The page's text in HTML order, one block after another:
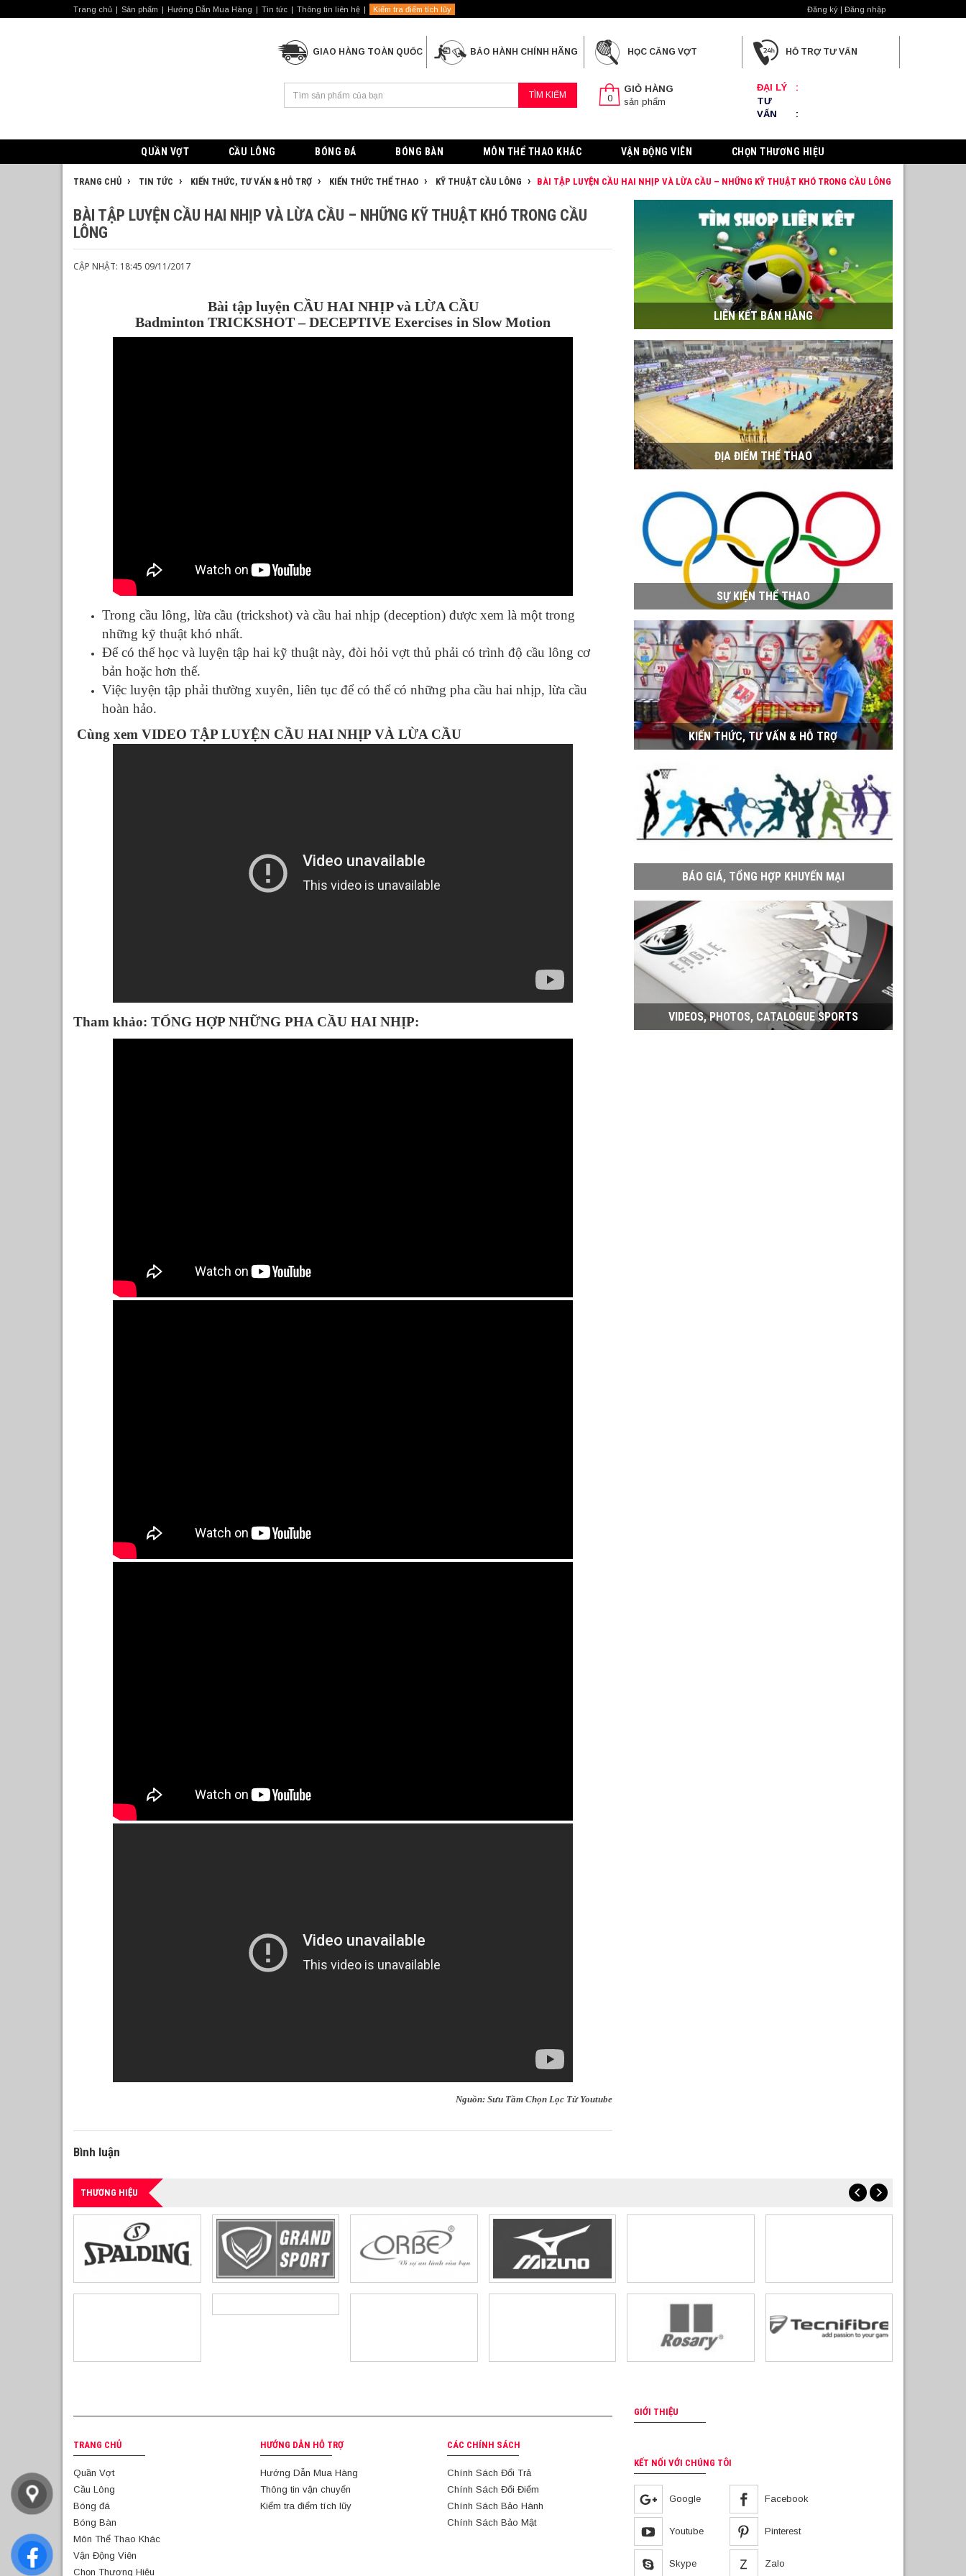
Trang chủ Sản phẩm Hướng Dẫn Mua Hàng Tin tức Thông tin liên hệ Kiểm tra điểm tích lũy Đăng ký | Đăng nhập
GIAO HÀNG TOÀN QUỐC BẢO HÀNH CHÍNH HÃNG HỌC CĂNG VỢT HỖ TRỢ TƯ VẤN
TÌM KIẾM 0
GIỎ HÀNG
sản phẩm
ĐẠI LÝ
:
TƯ
VẤN
:
QUẦN VỢT CẦU LÔNG BÓNG ĐÁ BÓNG BÀN MÔN THỂ THAO KHÁC VẬN ĐỘNG VIÊN CHỌN THƯƠNG HIỆU
TRANG CHỦ TIN TỨC KIẾN THỨC, TƯ VẤN & HỖ TRỢ KIẾN THỨC THỂ THAO KỸ THUẬT CẦU LÔNG BÀI TẬP LUYỆN CẦU HAI NHỊP VÀ LỪA CẦU – NHỮNG KỸ THUẬT KHÓ TRONG CẦU LÔNG
BÀI TẬP LUYỆN CẦU HAI NHỊP VÀ LỪA CẦU – NHỮNG KỸ THUẬT KHÓ TRONG CẦU
LÔNG
CẬP NHẬT: 18:45 09/11/2017
Bài tập luyện CẦU HAI NHỊP và LỪA CẦU
Badminton TRICKSHOT – DECEPTIVE Exercises in Slow Motion
Trong cầu lông, lừa cầu (trickshot) và cầu hai nhịp (deception) được xem là một trong
những kỹ thuật khó nhất.
Để có thể học và luyện tập hai kỹ thuật này, đòi hỏi vợt thủ phải có trình độ cầu lông cơ
bản hoặc hơn thế.
Việc luyện tập phải thường xuyên, liên tục để có thể có những pha cầu hai nhịp, lừa cầu
hoàn hảo.
Cùng xem VIDEO TẬP LUYỆN CẦU HAI NHỊP VÀ LỪA CẦU
Tham khảo: TỔNG HỢP NHỮNG PHA CẦU HAI NHỊP:
Nguồn: Sưu Tầm Chọn Lọc Từ Youtube
Bình luận
LIÊN KẾT BÁN HÀNG
ĐỊA ĐIỂM THỂ THAO
SỰ KIỆN THỂ THAO
KIẾN THỨC, TƯ VẤN & HỖ TRỢ
BÁO GIÁ, TỔNG HỢP KHUYẾN MẠI
VIDEOS, PHOTOS, CATALOGUE SPORTS
THƯƠNG HIỆU
GIỚI THIỆU
KẾT NỐI VỚI CHÚNG TÔI
Google Facebook
Youtube Pinterest
Skype Zalo
TRANG CHỦ
Quần Vợt
Cầu Lông
Bóng đá
Bóng Bàn
Môn Thể Thao Khác
Vận Động Viên
Chọn Thương Hiệu
HƯỚNG DẪN HỖ TRỢ
Hướng Dẫn Mua Hàng
Thông tin vận chuyển
Kiểm tra điểm tích lũy
CÁC CHÍNH SÁCH
Chính Sách Đổi Trả
Chính Sách Đổi Điểm
Chính Sách Bảo Hành
Chính Sách Bảo Mật